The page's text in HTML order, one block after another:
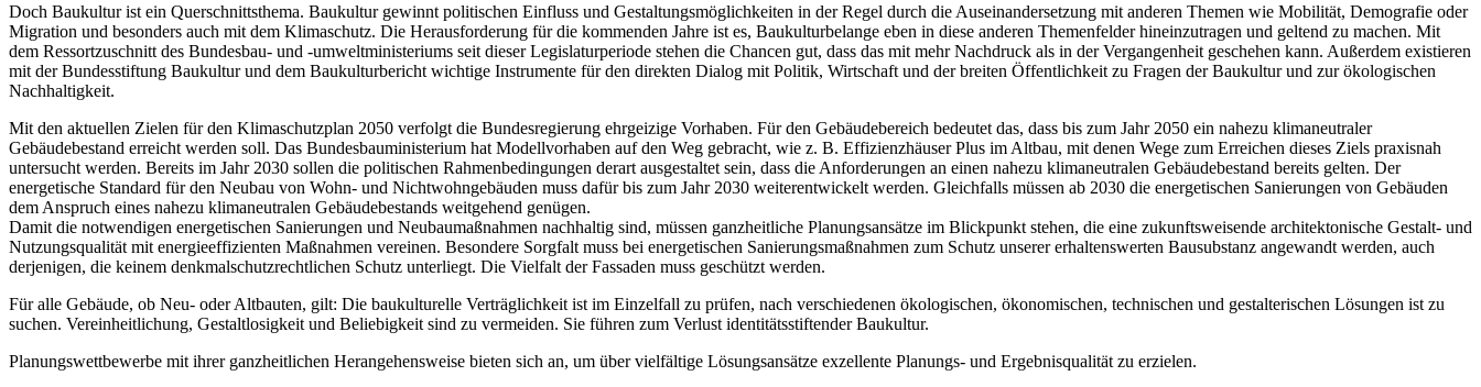
Doch Baukultur ist ein Querschnittsthema. Baukultur gewinnt politischen Einfluss und Gestaltungsmöglichkeiten in der Regel durch die Auseinandersetzung mit anderen Themen wie Mobilität, Demografie oder
Migration und besonders auch mit dem Klimaschutz. Die Herausforderung für die kommenden Jahre ist es, Baukulturbelange eben in diese anderen Themenfelder hineinzutragen und geltend zu machen. Mit
dem Ressortzuschnitt des Bundesbau- und -umweltministeriums seit dieser Legislaturperiode stehen die Chancen gut, dass das mit mehr Nachdruck als in der Vergangenheit geschehen kann. Außerdem existieren
mit der Bundesstiftung Baukultur und dem Baukulturbericht wichtige Instrumente für den direkten Dialog mit Politik, Wirtschaft und der breiten Öffentlichkeit zu Fragen der Baukultur und zur ökologischen
Nachhaltigkeit.
Mit den aktuellen Zielen für den Klimaschutzplan 2050 verfolgt die Bundesregierung ehrgeizige Vorhaben. Für den Gebäudebereich bedeutet das, dass bis zum Jahr 2050 ein nahezu klimaneutraler
Gebäudebestand erreicht werden soll. Das Bundesbauministerium hat Modellvorhaben auf den Weg gebracht, wie z. B. Effizienzhäuser Plus im Altbau, mit denen Wege zum Erreichen dieses Ziels praxisnah
untersucht werden. Bereits im Jahr 2030 sollen die politischen Rahmenbedingungen derart ausgestaltet sein, dass die Anforderungen an einen nahezu klimaneutralen Gebäudebestand bereits gelten. Der
energetische Standard für den Neubau von Wohn- und Nichtwohngebäuden muss dafür bis zum Jahr 2030 weiterentwickelt werden. Gleichfalls müssen ab 2030 die energetischen Sanierungen von Gebäuden
dem Anspruch eines nahezu klimaneutralen Gebäudebestands weitgehend genügen.
Damit die notwendigen energetischen Sanierungen und Neubaumaßnahmen nachhaltig sind, müssen ganzheitliche Planungsansätze im Blickpunkt stehen, die eine zukunftsweisende architektonische Gestalt- und
Nutzungsqualität mit energieeffizienten Maßnahmen vereinen. Besondere Sorgfalt muss bei energetischen Sanierungsmaßnahmen zum Schutz unserer erhaltenswerten Bausubstanz angewandt werden, auch
derjenigen, die keinem denkmalschutzrechtlichen Schutz unterliegt. Die Vielfalt der Fassaden muss geschützt werden.
Für alle Gebäude, ob Neu- oder Altbauten, gilt: Die baukulturelle Verträglichkeit ist im Einzelfall zu prüfen, nach verschiedenen ökologischen, ökonomischen, technischen und gestalterischen Lösungen ist zu
suchen. Vereinheitlichung, Gestaltlosigkeit und Beliebigkeit sind zu vermeiden. Sie führen zum Verlust identitätsstiftender Baukultur.
Planungswettbewerbe mit ihrer ganzheitlichen Herangehensweise bieten sich an, um über vielfältige Lösungsansätze exzellente Planungs- und Ergebnisqualität zu erzielen.